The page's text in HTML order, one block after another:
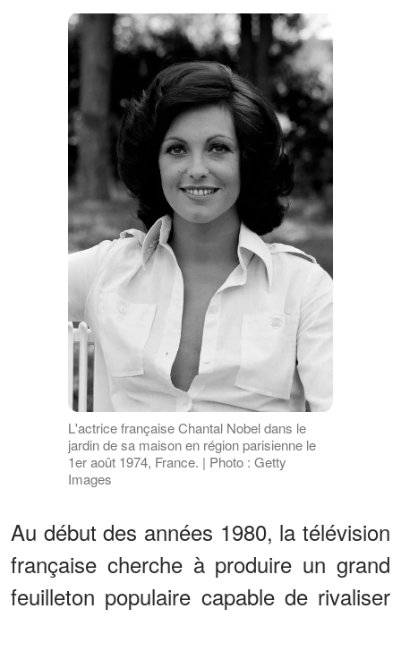
L'actrice française Chantal Nobel dans le
jardin de sa maison en région parisienne le
1er août 1974, France. | Photo : Getty
Images
Au début des années 1980, la télévision
française cherche à produire un grand
feuilleton populaire capable de rivaliser